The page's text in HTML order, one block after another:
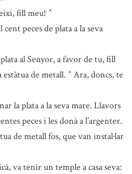
fill meu! *
peces de plata a la seva
al Senyor, a favor de tu, fill
de metall. * Ara, doncs, te
la plata a la seva mare. Llavors
peces i les donà a l’argenter.
de metall fos, que van instal·lar
va tenir un temple a casa seva: